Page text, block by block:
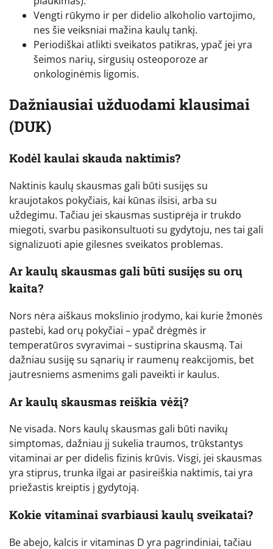
Vengti rūkymo ir per didelio alkoholio vartojimo,
nes šie veiksniai mažina kaulų tankį.
Periodiškai atlikti sveikatos patikras, ypač jei yra
šeimos narių, sirgusių osteoporoze ar
onkologinėmis ligomis.
Dažniausiai užduodami klausimai
(DUK)
Kodėl kaulai skauda naktimis?
Naktinis kaulų skausmas gali būti susijęs su
kraujotakos pokyčiais, kai kūnas ilsisi, arba su
uždegimu. Tačiau jei skausmas sustiprėja ir trukdo
miegoti, svarbu pasikonsultuoti su gydytoju, nes tai gali
signalizuoti apie gilesnes sveikatos problemas.
Ar kaulų skausmas gali būti susijęs su orų
kaita?
Nors nėra aiškaus mokslinio įrodymo, kai kurie žmonės
pastebi, kad orų pokyčiai – ypač drėgmės ir
temperatūros svyravimai – sustiprina skausmą. Tai
dažniau susiję su sąnarių ir raumenų reakcijomis, bet
jautresniems asmenims gali paveikti ir kaulus.
Ar kaulų skausmas reiškia vėžį?
Ne visada. Nors kaulų skausmas gali būti navikų
simptomas, dažniau jį sukelia traumos, trūkstantys
vitaminai ar per didelis fizinis krūvis. Visgi, jei skausmas
yra stiprus, trunka ilgai ar pasireiškia naktimis, tai yra
priežastis kreiptis į gydytoją.
Kokie vitaminai svarbiausi kaulų sveikatai?
Be abejo, kalcis ir vitaminas D yra pagrindiniai, tačiau